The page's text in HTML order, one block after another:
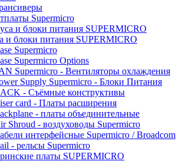
Supermicro
и блоки питания SUPERMICRO
Supermicro
Supermicro Options
Supermicro - Вентиляторы охлаждения
Supply Supermicro - Блоки Питания
- Съёмные конструктивы
card - Платы расширения
- платы объединительные
Shroud - воздуховоды Supermicro
интерфейсные Supermicro / Broadcom
- рельсы Supermicro